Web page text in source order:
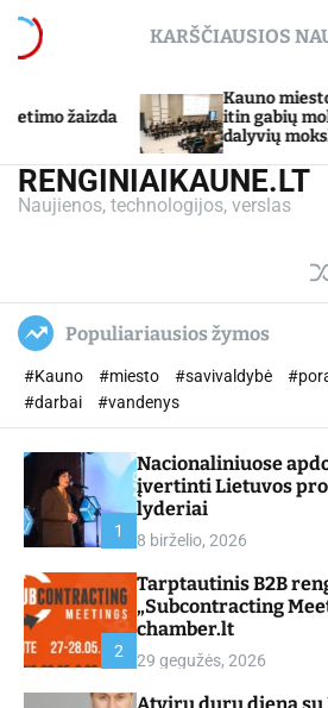
c
n
KARŠČIAUSIOS
Kauno miesto savivaldybė
itin gabių mokinių ugdymo
dalyvių mokslo metų baigimo
RENGINIAIKAUNE.LT
Naujienos, technologijos, verslas
S
h
e
Populiariausios žymos
#Kauno #miesto #savivaldybė
#darbai
#vandenys
1
Nacionaliniuose
įvertinti Lietuvos
lyderiai
8 birželio, 2026
2
Tarptautinis B2B
„Subcontracting
chamber.lt
29 gegužės, 2026